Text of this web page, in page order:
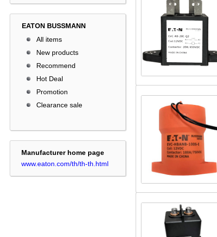
EATON BUSSMANN
All items
New products
Recommend
Hot Deal
Promotion
Clearance sale
Manufacturer home page
www.eaton.com/th/th-th.html